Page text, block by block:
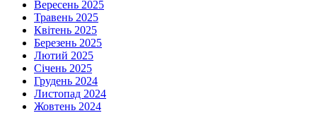
Вересень 2025
Травень 2025
Квітень 2025
Березень 2025
Лютий 2025
Січень 2025
Грудень 2024
Листопад 2024
Жовтень 2024